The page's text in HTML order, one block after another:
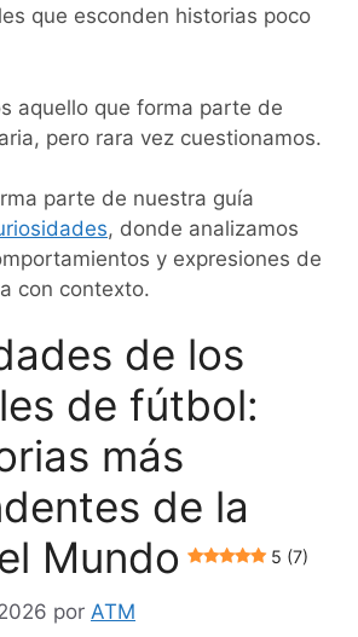
que esconden historias poco
aquello que forma parte de
pero rara vez cuestionamos.
parte de nuestra guía
, donde analizamos
y expresiones de
con contexto.
de los
de fútbol:
más
de la
Mundo
5 (7)
por ATM